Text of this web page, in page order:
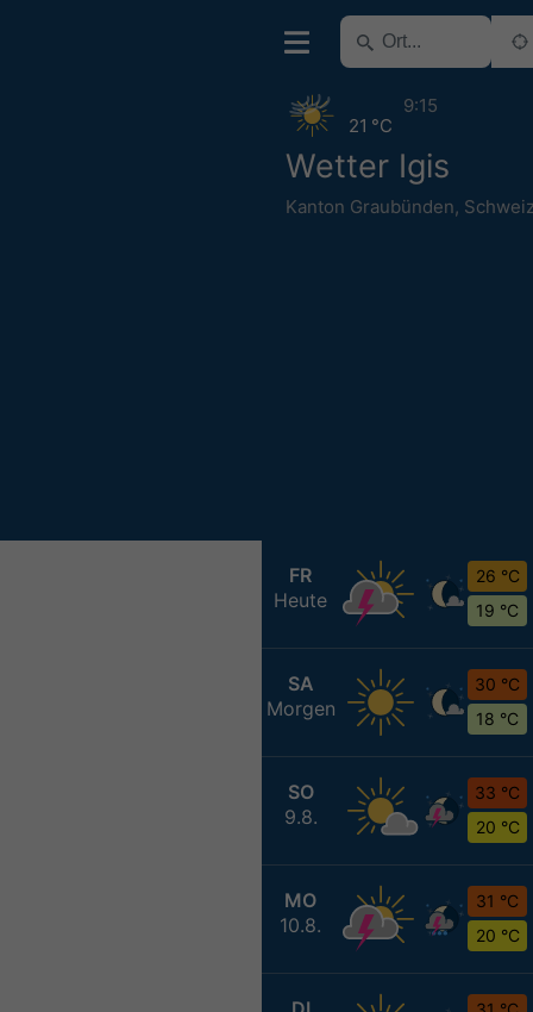
Wetter Igis
Kanton Graubünden,
21 °C
9:15
FR
Heute
26 °C
19 °C
SA
Morgen
30 °C
18 °C
SO
9.8.
33 °C
20 °C
MO
10.8.
31 °C
20 °C